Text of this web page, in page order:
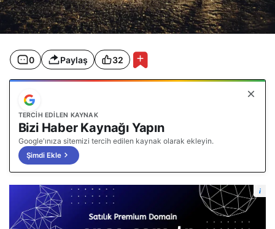
0 Paylaş 32
TERCIH EDILEN KAYNAK
Bizi Haber Kaynağı Yapın
Google'ınıza sitemizi tercih edilen kaynak olarak ekleyin.
Şimdi Ekle
i